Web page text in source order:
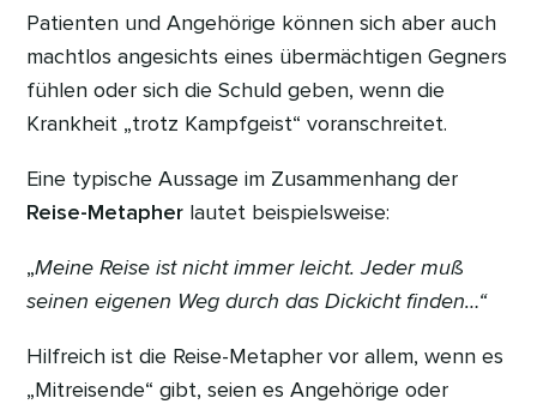
Patienten und Angehörige können sich aber auch
machtlos angesichts eines übermächtigen Gegners
fühlen oder sich die Schuld geben, wenn die
Krankheit „trotz Kampfgeist“ voranschreitet.
Eine typische Aussage im Zusammenhang der
Reise-Metapher lautet beispielsweise:
„Meine Reise ist nicht immer leicht. Jeder muß
seinen eigenen Weg durch das Dickicht finden…“
Hilfreich ist die Reise-Metapher vor allem, wenn es
„Mitreisende“ gibt, seien es Angehörige oder